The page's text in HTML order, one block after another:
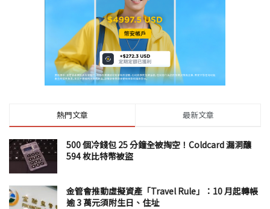
熱門文章 最新文章
500 個冷錢包 25 分鐘全被掏空！Coldcard 漏洞釀
594 枚比特幣被盜
金管會推動虛擬資產「Travel Rule」：10 月起轉帳
逾 3 萬元須附生日、住址